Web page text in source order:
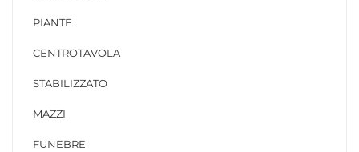
PIANTE
CENTROTAVOLA
STABILIZZATO
MAZZI
FUNEBRE